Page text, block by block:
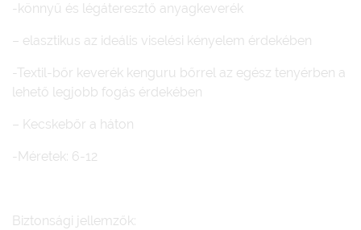
-könnyű és légáteresztő anyagkeverék
– elasztikus az ideális viselési kényelem érdekében
-Textil-bőr keverék kenguru bőrrel az egész tenyérben a
lehető legjobb fogás érdekében
– Kecskebőr a háton
-Méretek: 6-12
Biztonsági jellemzők: